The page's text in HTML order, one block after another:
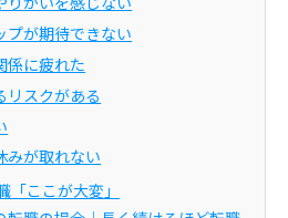
プが期待できない
係に疲れた
リスクがある
みが取れない
ここが大変」